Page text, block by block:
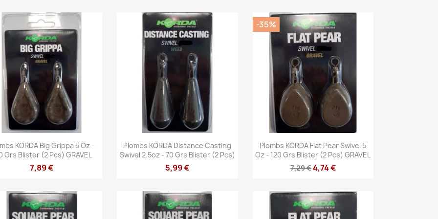
Vista rápida
KORDA Big Grippa 5 Oz -
Grs Blister (2 Pcs) GRAVEL
7,89 €
Vista rápida
Plombs KORDA Distance Casting
Swivel 2.5oz - 70 Grs Blister (2 Pcs)
5,99 €
Vista rápida
Plombs KORDA Flat Pear Swivel 5
Oz - 120 Grs Blister (2 Pcs) GRAVEL
7,29 €4,74 €
-35%